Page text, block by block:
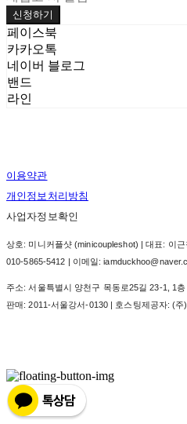
신청하기
페이스북
카카오톡
네이버 블로그
밴드
라인
이용약관
개인정보처리방침
사업자정보확인
상호: 미니커플샷 (minicoupleshot) | 대표: 이
010-5865-5412 | 이메일:
주소: 서울특별시 양천구 목동로25길 23-1, 1
판매:2011-서울강서-0130 | 호스팅제공자: (주